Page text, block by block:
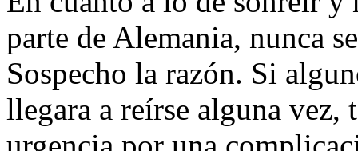
parte de Alemania, nunca
Sospecho la razón. Si
llegara a reírse alguna vez,